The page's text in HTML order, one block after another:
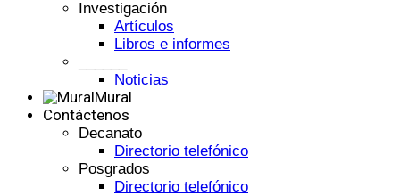
Investigación
Artículos
Libros e informes
Noticias
Mural
Contáctenos
Decanato
Directorio telefónico
Posgrados
Directorio telefónico